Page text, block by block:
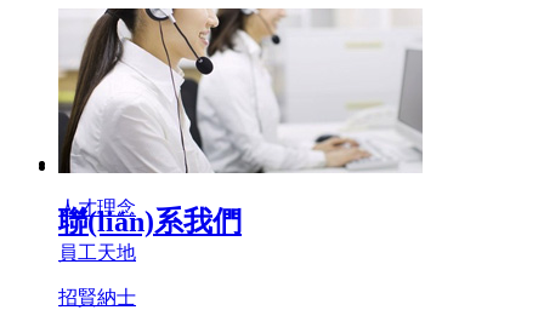
飼養(yǎng)管理
疫病防控
用藥指南
人力資源
人才理念
員工天地
招賢納士
聯(lián)系我們